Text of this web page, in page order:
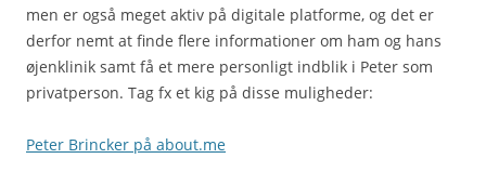
men er også meget aktiv på digitale platforme, og det er
derfor nemt at finde flere informationer om ham og hans
øjenklinik samt få et mere personligt indblik i Peter som
privatperson. Tag fx et kig på disse muligheder:
Peter Brincker på about.me